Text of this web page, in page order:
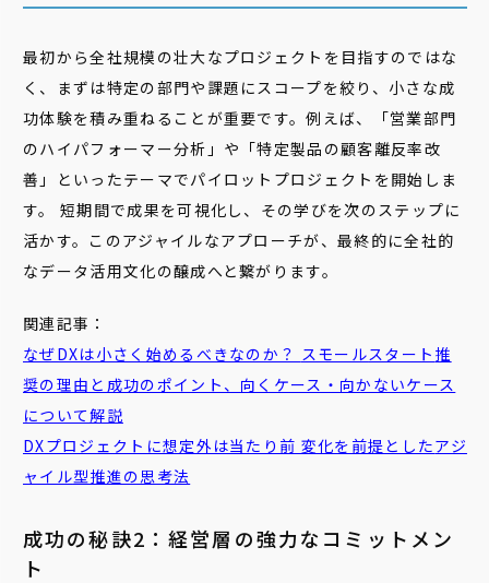
最初から全社規模の壮大なプロジェクトを目指すのではな
く、まずは特定の部門や課題にスコープを絞り、小さな成
功体験を積み重ねることが重要です。例えば、「営業部門
のハイパフォーマー分析」や「特定製品の顧客離反率改
善」といったテーマでパイロットプロジェクトを開始しま
す。 短期間で成果を可視化し、その学びを次のステップに
活かす。このアジャイルなアプローチが、最終的に全社的
なデータ活用文化の醸成へと繋がります。
関連記事：
なぜDXは小さく始めるべきなのか？ スモールスタート 推
奨の理由と成功のポイント、向くケース・向かないケース
について解説
DXプロジェクトに想定外は当たり前 変化を前提としたアジ
ャイル型推進の思考法
成功の秘訣2：経営層の強力なコミットメン
ト